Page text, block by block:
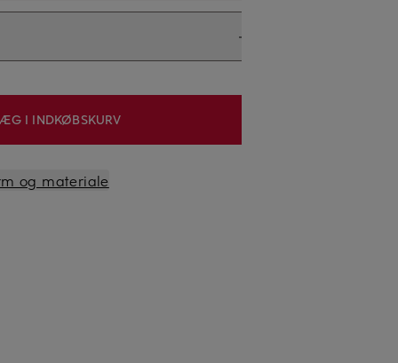
I INDKØBSKURV
og materiale